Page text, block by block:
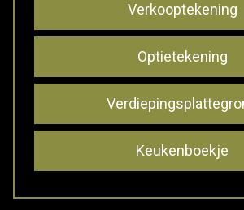
Verkooptekening
Optietekening
Keukenboekje